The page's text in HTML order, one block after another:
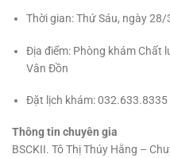
Thời gian: Thứ Sáu, ngày
Địa điểm: Phòng khám Chất
Vân Đồn
Đặt lịch khám:
Thông tin chuyên gia
BSCKII. Tô Thị Thúy Hằng –